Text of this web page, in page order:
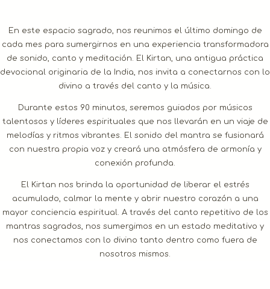
En este espacio sagrado, nos reunimos el último domingo de
cada mes para sumergirnos en una experiencia transformadora
de sonido, canto y meditación. El Kirtan, una antigua práctica
devocional originaria de la India, nos invita a conectarnos con lo
divino a través del canto y la música.
Durante estos 90 minutos, seremos guiados por músicos
talentosos y líderes espirituales que nos llevarán en un viaje de
melodías y ritmos vibrantes. El sonido del mantra se fusionará
con nuestra propia voz y creará una atmósfera de armonía y
conexión profunda.
El Kirtan nos brinda la oportunidad de liberar el estrés
acumulado, calmar la mente y abrir nuestro corazón a una
mayor conciencia espiritual. A través del canto repetitivo de los
mantras sagrados, nos sumergimos en un estado meditativo y
nos conectamos con lo divino tanto dentro como fuera de
nosotros mismos.